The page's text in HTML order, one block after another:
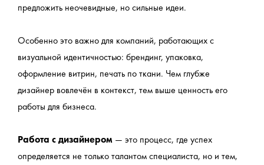
предложить неочевидные, но сильные идеи.
Особенно это важно для компаний, работающих с
визуальной идентичностью: брендинг, упаковка,
оформление витрин, печать по ткани. Чем глубже
дизайнер вовлечён в контекст, тем выше ценность его
работы для бизнеса.
Работа с дизайнером — это процесс, где успех
определяется не только талантом специалиста, но и тем,